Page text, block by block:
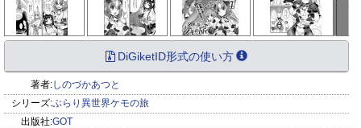
DiGiketID形式の使い方
著者:しのづかあつと
シリーズ:ぶらり異世界ケモの旅
出版社:GOT